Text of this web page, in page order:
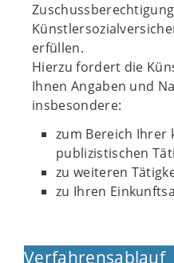
erfüllen.
Hierzu fordert die
Ihnen Angaben und
insbesondere:
zum Bereich Ihrer
publizistischen
zu weiteren
zu Ihren
Verfahrensablauf